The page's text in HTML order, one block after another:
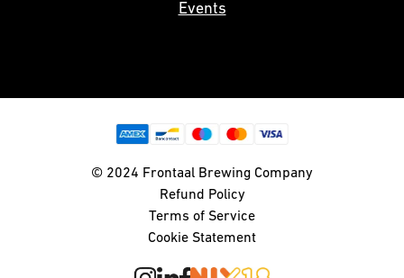
Events
© 2024 Frontaal Brewing Company
Refund Policy
Terms of Service
Cookie Statement